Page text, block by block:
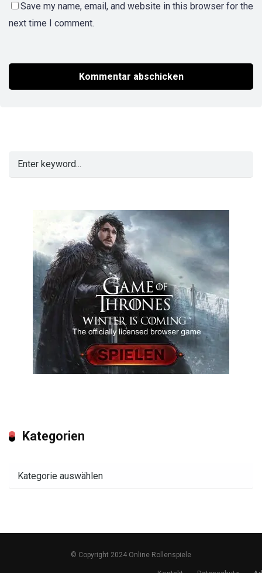
Save my name, email, and website in this browser for the
next time I comment.
Kategorien
© Copyright 2024 Online Rollenspiele